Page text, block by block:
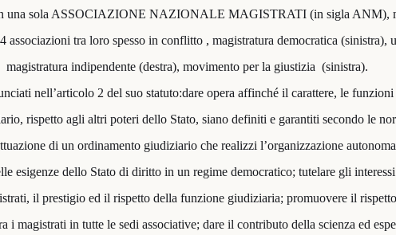
una sola ASSOCIAZIONE NAZIONALE MAGISTRATI (in sigla ANM),
associazioni tra loro spesso in conflitto , magistratura democratica (sinistra),
magistratura indipendente (destra), movimento per la giustizia (sinistra).
nell’articolo 2 del suo statuto:dare opera affinché il carattere, le funzioni
rispetto agli altri poteri dello Stato, siano definiti e garantiti secondo le
di un ordinamento giudiziario che realizzi l’organizzazione
esigenze dello Stato di diritto in un regime democratico; tutelare gli interessi
il prestigio ed il rispetto della funzione giudiziaria; promuovere il
i magistrati in tutte le sedi associative; dare il contributo della scienza ed